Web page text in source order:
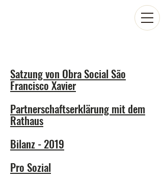
Satzung von Obra Social São
Francisco Xavier
Partnerschaftserklärung mit dem
Rathaus
Bilanz - 2019
Pro Sozial